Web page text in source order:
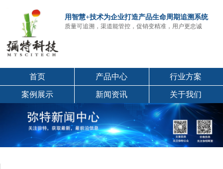
用智慧+技术为企业打造产品生命周期追溯系统
质量可追溯，渠道能管控，促销变精准，用户更忠诚
首页 产品中心 行业方案
案例展示 新闻资讯 关于我们